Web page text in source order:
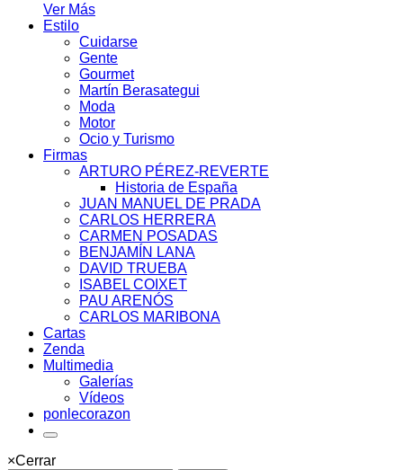
Ver Más
Estilo
Cuidarse
Gente
Gourmet
Martín Berasategui
Moda
Motor
Ocio y Turismo
Firmas
ARTURO PÉREZ-REVERTE
Historia de España
JUAN MANUEL DE PRADA
CARLOS HERRERA
CARMEN POSADAS
BENJAMÍN LANA
DAVID TRUEBA
ISABEL COIXET
PAU ARENÓS
CARLOS MARIBONA
Cartas
Zenda
Multimedia
Galerías
Vídeos
ponlecorazon
×Cerrar